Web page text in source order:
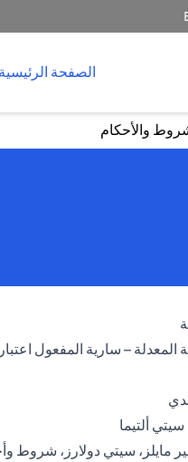
الصفحة الرئيسية
والأحكام
– سارية المفعول اعتباراً من 15
ألتيما